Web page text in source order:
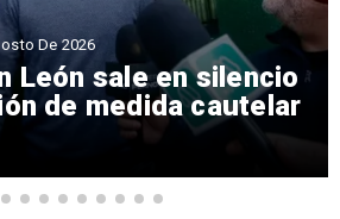
León sale en silencio
de medida cautelar
De 2026